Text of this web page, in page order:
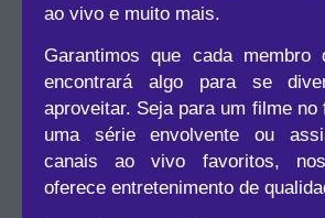
ao vivo e muito mais.
Garantimos que cada membro
encontrará algo para se
aproveitar. Seja para um filme no
uma série envolvente ou
canais ao vivo favoritos,
oferece entretenimento de